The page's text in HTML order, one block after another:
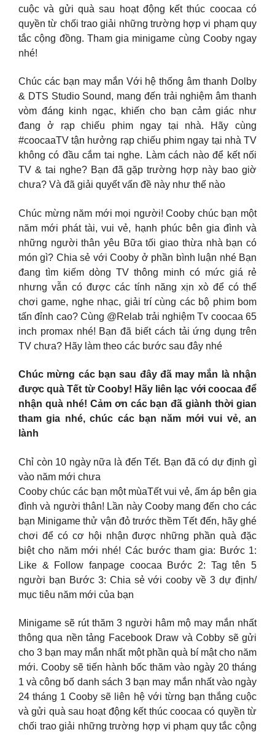
cuộc và gửi quà sau hoạt động kết thúc coocaa có
quyền từ chối trao giải những trường hợp vi phạm quy
tắc cộng đồng. Tham gia minigame cùng Cooby ngay
nhé!
Chúc các bạn may mắn Với hệ thống âm thanh Dolby
& DTS Studio Sound, mang đến trải nghiệm âm thanh
vòm đáng kinh ngạc, khiến cho bạn cảm giác như
đang ở rạp chiếu phim ngay tại nhà. Hãy cùng
#coocaaTV tận hưởng rạp chiếu phim ngay tại nhà TV
không có đầu cắm tai nghe. Làm cách nào để kết nối
TV & tai nghe? Bạn đã gặp trường hợp này bao giờ
chưa? Và đã giải quyết vấn đề này như thế nào
Chúc mừng năm mới mọi người! Cooby chúc bạn một
năm mới phát tài, vui vẻ, hạnh phúc bên gia đình và
những người thân yêu Bữa tối giao thừa nhà bạn có
món gì? Chia sẻ với Cooby ở phần bình luận nhé Bạn
đang tìm kiếm dòng TV thông minh có mức giá rẻ
nhưng vẫn có được các tính năng xịn xò để có thể
chơi game, nghe nhạc, giải trí cùng các bộ phim bom
tấn đỉnh cao? Cùng @Relab trải nghiệm Tv coocaa 65
inch promax nhé! Bạn đã biết cách tải ứng dụng trên
TV chưa? Hãy làm theo các bước sau đây nhé
Chúc mừng các bạn sau đây đã may mắn là nhận
được quà Tết từ Cooby! Hãy liên lạc với coocaa để
nhận quà nhé! Cảm ơn các bạn đã giành thời gian
tham gia nhé, chúc các bạn năm mới vui vẻ, an
lành
Chỉ còn 10 ngày nữa là đến Tết. Bạn đã có dự định gì
vào năm mới chưa
Cooby chúc các bạn một mùaTết vui vẻ, ấm áp bên gia
đình và người thân! Lần này Cooby mang đến cho các
bạn Minigame thử vận đỏ trước thềm Tết đến, hãy ghé
chơi để có cơ hội nhận được những phần quà đặc
biệt cho năm mới nhé! Các bước tham gia: Bước 1:
Like & Follow fanpage coocaa Bước 2: Tag tên 5
người bạn Bước 3: Chia sẻ với cooby về 3 dự định/
mục tiêu năm mới của bạn
Minigame sẽ rút thăm 3 người hâm mộ may mắn nhất
thông qua nền tảng Facebook Draw và Cobby sẽ gửi
cho 3 bạn may mắn nhất một phần quà bí mật cho năm
mới. Cooby sẽ tiến hành bốc thăm vào ngày 20 tháng
1 và công bố danh sách 3 bạn may mắn nhất vào ngày
24 tháng 1 Cooby sẽ liên hệ với từng bạn thắng cuộc
và gửi quà sau hoạt động kết thúc coocaa có quyền từ
chối trao giải những trường hợp vi phạm quy tắc cộng